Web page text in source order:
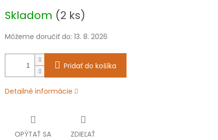
cena:
Skladom (2 ks)
Môžeme doručiť do: 13. 8. 2026
Pridať do košíka
Detailné informácie
OPÝTAŤ SA ZDIEĽAŤ